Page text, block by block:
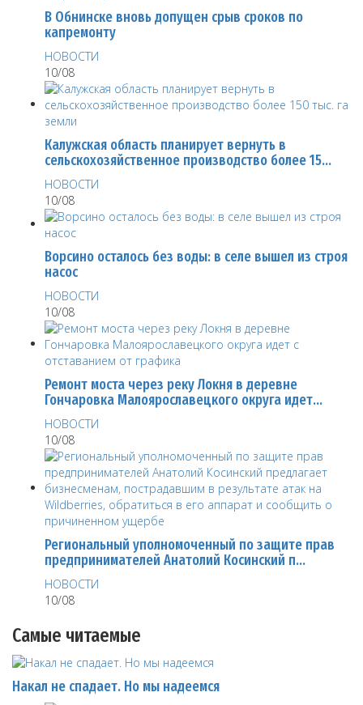
В Обнинске вновь допущен срыв сроков по
капремонту
НОВОСТИ
10/08
Калужская область планирует вернуть в
сельскохозяйственное производство более 15…
НОВОСТИ
10/08
Ворсино осталось без воды: в селе вышел из строя
насос
НОВОСТИ
10/08
Ремонт моста через реку Локня в деревне
Гончаровка Малоярославецкого округа идет…
НОВОСТИ
10/08
Региональный уполномоченный по защите прав
предпринимателей Анатолий Косинский п…
НОВОСТИ
10/08
Самые читаемые
Накал не спадает. Но мы надеемся